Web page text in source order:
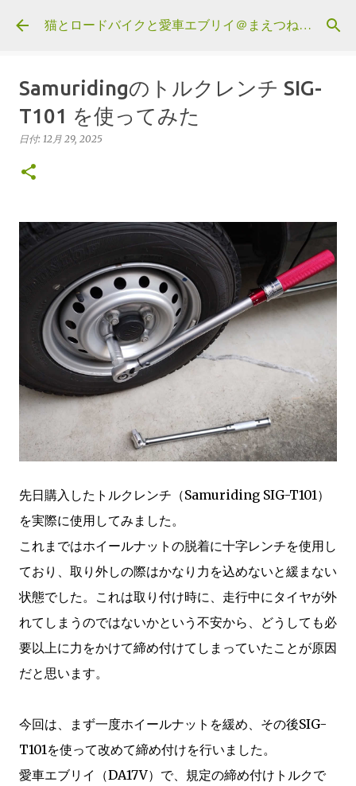
スキップしてメイン コンテンツに移動
Samuridingのトルクレンチ SIG-
T101 を使ってみた
日付: 12月 29, 2025
先日購入したトルクレンチ（Samuriding SIG-T101）
を実際に使用してみました。
これまではホイールナットの脱着に十字レンチを使用し
ており、取り外しの際はかなり力を込めないと緩まない
状態でした。これは取り付け時に、走行中にタイヤが外
れてしまうのではないかという不安から、どうしても必
要以上に力をかけて締め付けてしまっていたことが原因
だと思います。
今回は、まず一度ホイールナットを緩め、その後SIG-
T101を使って改めて締め付けを行いました。
愛車エブリイ（DA17V）で、規定の締め付けトルクで